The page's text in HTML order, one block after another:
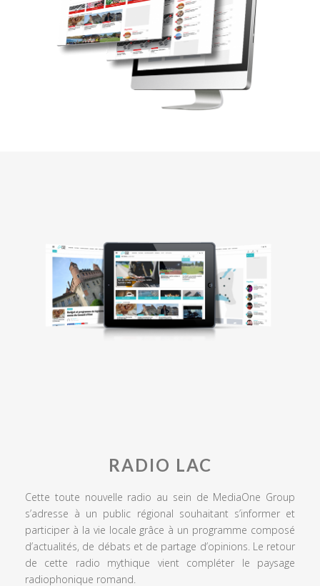
RADIO LAC
Cette toute nouvelle radio au sein de MediaOne Group
s’adresse à un public régional souhaitant s’informer et
participer à la vie locale grâce à un programme composé
d’actualités, de débats et de partage d’opinions. Le retour
de cette radio mythique vient compléter le paysage
radiophonique romand.